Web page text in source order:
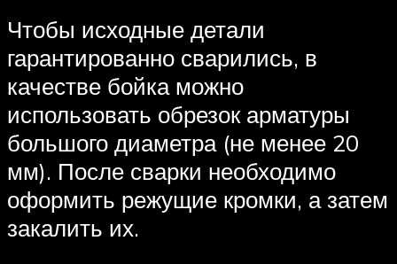
Чтобы исходные детали
гарантированно сварились, в
качестве бойка можно
использовать обрезок арматуры
большого диаметра (не менее 20
мм). После сварки необходимо
оформить режущие кромки, а затем
закалить их.